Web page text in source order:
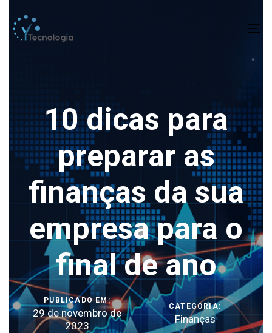
10 dicas para
preparar as
finanças da sua
empresa para o
final de ano
PUBLICADO EM:
29 de novembro de
2023
CATEGORIA:
Finanças